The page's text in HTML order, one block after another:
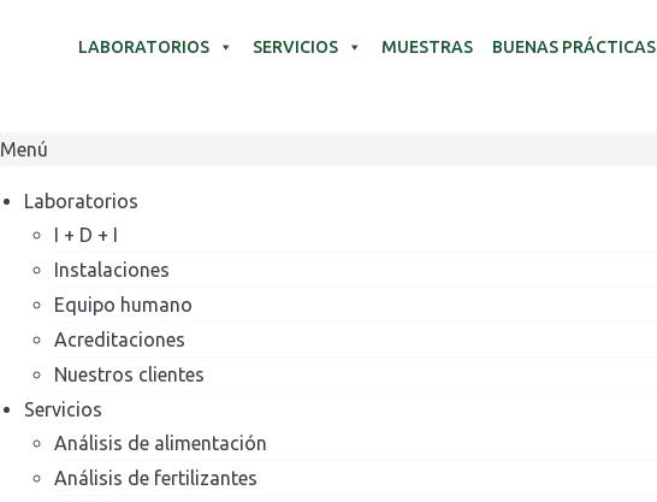
LABORATORIOS SERVICIOS MUESTRAS BUENAS PRÁCTICAS
Menú
Laboratorios
I + D + I
Instalaciones
Equipo humano
Acreditaciones
Nuestros clientes
Servicios
Análisis de alimentación
Análisis de fertilizantes